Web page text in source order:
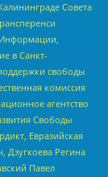
Совета
в Санкт-
свободы
комиссия
агентство
Свободы
Евразийская
Дзугкоева Регина
Павел